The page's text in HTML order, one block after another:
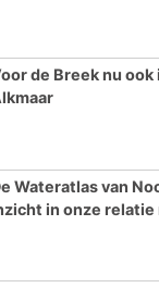
de Breek nu ook
Wateratlas van
in onze relatie